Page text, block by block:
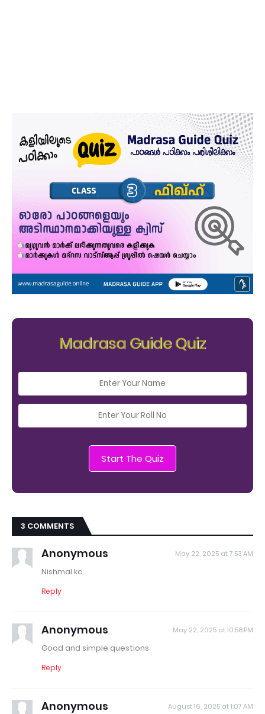
Madrasa Guide Quiz
Start The Quiz
3 COMMENTS
Anonymous May 22, 2025 at 7:53 AM
Nishmal kc
Reply
Anonymous May 22, 2025 at 10:58 PM
Good and simple questions
Reply
Anonymous August 16, 2025 at 1:07 AM